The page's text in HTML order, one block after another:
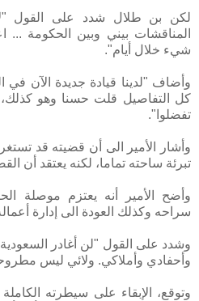
لكن بن طلال شدد على القول
المناقشات بيني وبين الحكومة ...
شيء خلال أيام".
وأضاف "لدينا قيادة جديدة الآن
كل التفاصيل قلت حسنا وهو
تفضلوا".
وأشار الأمير الى أن قضيته قد
تبرئة ساحته تماما، لكنه يعتقد أن القضية
وأضح الأمير أنه يعتزم موصلة
سراحه وكذلك العودة الى إدارة
وشدد على القول "لن أغادر
وأحفادي وأملاكي. ولائي ليس
وتوقع، الإبقاء على سيطرته